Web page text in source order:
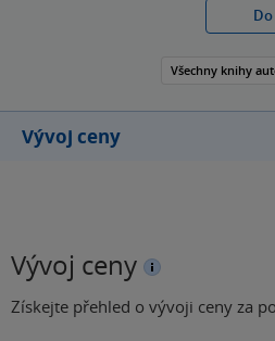
byl přeložen do více než…
Všechny knihy
Vývoj ceny
Vývoj ceny
Získejte přehled o vývoji ceny za